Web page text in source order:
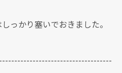
っかり塞いでおきました。